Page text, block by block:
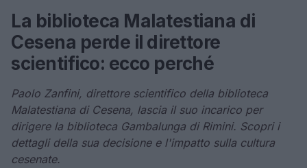
La biblioteca Malatestiana di
Cesena perde il direttore
scientifico: ecco perché
Paolo Zanfini, direttore scientifico della biblioteca
Malatestiana di Cesena, lascia il suo incarico per
dirigere la biblioteca Gambalunga di Rimini. Scopri i
dettagli della sua decisione e l'impatto sulla cultura
cesenate.